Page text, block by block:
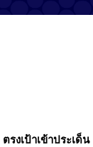
งเป้าเข้าประเด็น